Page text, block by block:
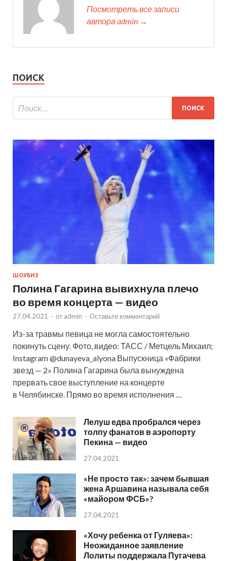
Посмотреть все записи
автора admin →
ПОИСК
ШОУБИЗ
Полина Гагарина вывихнула плечо
во время концерта — видео
27.04.2021 - от admin - Оставьте комментарий
Из-за травмы певица не могла самостоятельно
покинуть сцену. Фото, видео: ТАСС / Метцель Михаил;
Instagram @dunayeva_alyona Выпускница «Фабрики
звезд — 2» Полина Гагарина была вынуждена
прервать свое выступление на концерте
в Челябинске. Прямо во время исполнения …
Лелуш едва пробрался через
толпу фанатов в аэропорту
Пекина — видео
27.04.2021
«Не просто так»: зачем бывшая
жена Аршавина называла себя
«майором ФСБ»?
27.04.2021
«Хочу ребенка от Гуляева»:
Неожиданное заявление
Лолиты поддержала Пугачева